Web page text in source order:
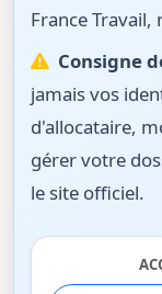
France
Consigne
jamais vos
d'allocataire,
gérer votre
le site officiel.